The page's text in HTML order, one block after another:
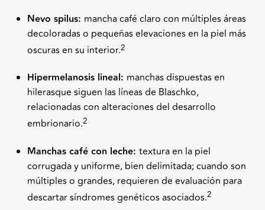
Nevo spilus: mancha café claro con múltiples áreas
decoloradas o pequeñas elevaciones en la piel más
oscuras en su interior.2
Hipermelanosis lineal: manchas dispuestas en
hilerasque siguen las líneas de Blaschko,
relacionadas con alteraciones del desarrollo
embrionario.2
Manchas café con leche: textura en la piel
corrugada y uniforme, bien delimitada; cuando son
múltiples o grandes, requieren de evaluación para
descartar síndromes genéticos asociados.2